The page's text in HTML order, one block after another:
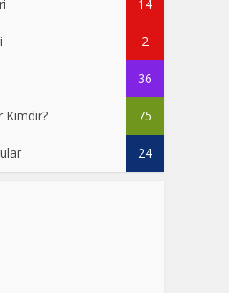
14
2
36
Kimdir? 75
24